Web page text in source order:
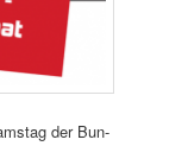
der Bun­